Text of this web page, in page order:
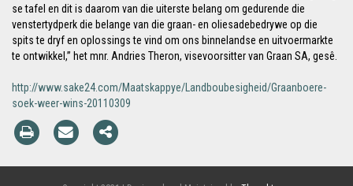
se tafel en dit is daarom van die uiterste belang om gedurende die
venstertydperk die belange van die graan- en oliesadebedrywe op die
spits te dryf en oplossings te vind om ons binnelandse en uitvoermarkte
te ontwikkel,” het mnr. Andries Theron, visevoorsitter van Graan SA, gesê.
http://www.sake24.com/Maatskappye/Landboubesigheid/Graanboere-
soek-weer-wins-20110309